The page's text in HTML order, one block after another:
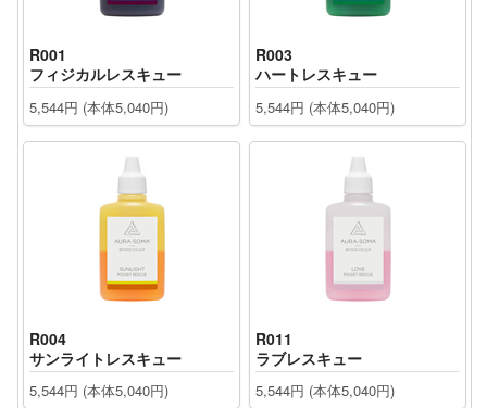
R001
フィジカルレスキュー
5,544円 (本体5,040円)
R003
ハートレスキュー
5,544円 (本体5,040円)
R004
サンライトレスキュー
5,544円 (本体5,040円)
R011
ラブレスキュー
5,544円 (本体5,040円)